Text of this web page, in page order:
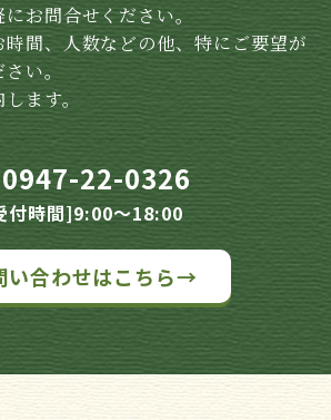
お問合せください。
間、人数などの他、特にご要望が
い。
ます。
0947-22-0326
付時間]9:00～18:00
い合わせはこちら→